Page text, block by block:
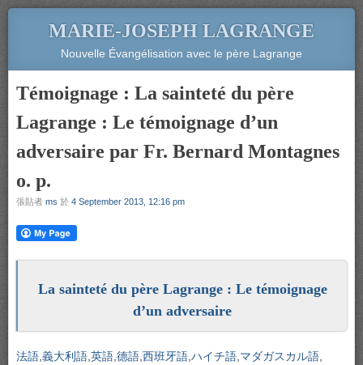
MARIE-JOSEPH LAGRANGE
Nouvelle Évangélisation avec le père Lagrange
Témoignage : La sainteté du père
Lagrange : Le témoignage d’un
adversaire par Fr. Bernard Montagnes
o. p.
張貼者 ms 於 4 September 2013, 12:16 pm
La sainteté du père Lagrange : Le témoignage
d’un adversaire
法語 義大利語 英語 德語 西班牙語 ハイチ語 マダガスカル語